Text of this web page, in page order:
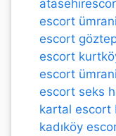
escort
escort
escort
escort
escort seks
kartal escort
kadıköy